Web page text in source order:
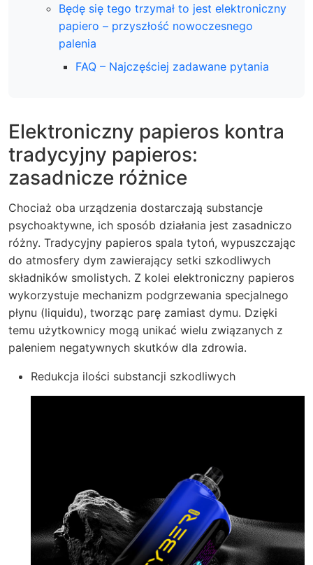
Będę się tego trzymał to jest elektroniczny
papiero – przyszłość nowoczesnego
palenia
FAQ – Najczęściej zadawane pytania
Elektroniczny papieros kontra
tradycyjny papieros:
zasadnicze różnice
Chociaż oba urządzenia dostarczają substancje
psychoaktywne, ich sposób działania jest zasadniczo
różny. Tradycyjny papieros spala tytoń, wypuszczając
do atmosfery dym zawierający setki szkodliwych
składników smolistych. Z kolei elektroniczny papieros
wykorzystuje mechanizm podgrzewania specjalnego
płynu (liquidu), tworząc parę zamiast dymu. Dzięki
temu użytkownicy mogą unikać wielu związanych z
paleniem negatywnych skutków dla zdrowia.
Redukcja ilości substancji szkodliwych